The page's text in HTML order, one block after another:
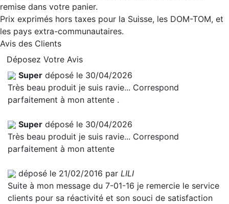
remise dans votre panier.
Prix exprimés hors taxes pour la Suisse, les DOM-TOM, et
les pays extra-communautaires.
Avis des Clients
Déposez Votre Avis
Super déposé le 30/04/2026
Très beau produit je suis ravie... Correspond
parfaitement à mon attente .
Super déposé le 30/04/2026
Très beau produit je suis ravie... Correspond
parfaitement à mon attente
déposé le 21/02/2016 par LILI
Suite à mon message du 7-01-16 je remercie le service
clients pour sa réactivité et son souci de satisfaction